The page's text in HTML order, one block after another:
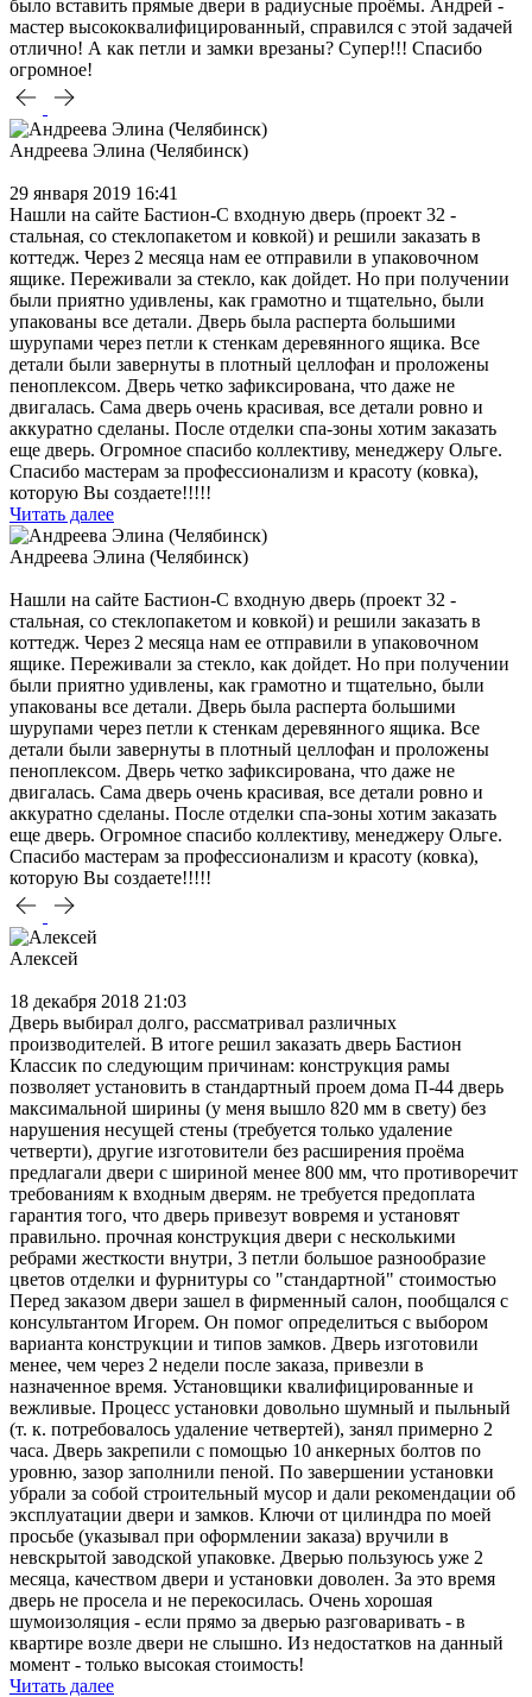
было вставить прямые двери в радиусные проёмы. Андрей -
мастер высококвалифицированный, справился с этой задачей
отлично! А как петли и замки врезаны? Супер!!! Спасибо
огромное!
Андреева Элина (Челябинск)
29 января 2019 16:41
Нашли на сайте Бастион-С входную дверь (проект 32 -
стальная, со стеклопакетом и ковкой) и решили заказать в
коттедж. Через 2 месяца нам ее отправили в упаковочном
ящике. Переживали за стекло, как дойдет. Но при получении
были приятно удивлены, как грамотно и тщательно, были
упакованы все детали. Дверь была расперта большими
шурупами через петли к стенкам деревянного ящика. Все
детали были завернуты в плотный целлофан и проложены
пеноплексом. Дверь четко зафиксирована, что даже не
двигалась. Сама дверь очень красивая, все детали ровно и
аккуратно сделаны. После отделки спа-зоны хотим заказать
еще дверь. Огромное спасибо коллективу, менеджеру Ольге.
Спасибо мастерам за профессионализм и красоту (ковка),
которую Вы создаете!!!!!
Читать далее
Андреева Элина (Челябинск)
Нашли на сайте Бастион-С входную дверь (проект 32 -
стальная, со стеклопакетом и ковкой) и решили заказать в
коттедж. Через 2 месяца нам ее отправили в упаковочном
ящике. Переживали за стекло, как дойдет. Но при получении
были приятно удивлены, как грамотно и тщательно, были
упакованы все детали. Дверь была расперта большими
шурупами через петли к стенкам деревянного ящика. Все
детали были завернуты в плотный целлофан и проложены
пеноплексом. Дверь четко зафиксирована, что даже не
двигалась. Сама дверь очень красивая, все детали ровно и
аккуратно сделаны. После отделки спа-зоны хотим заказать
еще дверь. Огромное спасибо коллективу, менеджеру Ольге.
Спасибо мастерам за профессионализм и красоту (ковка),
которую Вы создаете!!!!!
Алексей
18 декабря 2018 21:03
Дверь выбирал долго, рассматривал различных
производителей. В итоге решил заказать дверь Бастион
Классик по следующим причинам: конструкция рамы
позволяет установить в стандартный проем дома П-44 дверь
максимальной ширины (у меня вышло 820 мм в свету) без
нарушения несущей стены (требуется только удаление
четверти), другие изготовители без расширения проёма
предлагали двери с шириной менее 800 мм, что противоречит
требованиям к входным дверям. не требуется предоплата
гарантия того, что дверь привезут вовремя и установят
правильно. прочная конструкция двери с несколькими
ребрами жесткости внутри, 3 петли большое разнообразие
цветов отделки и фурнитуры со "стандартной" стоимостью
Перед заказом двери зашел в фирменный салон, пообщался с
консультантом Игорем. Он помог определиться с выбором
варианта конструкции и типов замков. Дверь изготовили
менее, чем через 2 недели после заказа, привезли в
назначенное время. Установщики квалифицированные и
вежливые. Процесс установки довольно шумный и пыльный
(т. к. потребовалось удаление четвертей), занял примерно 2
часа. Дверь закрепили с помощью 10 анкерных болтов по
уровню, зазор заполнили пеной. По завершении установки
убрали за собой строительный мусор и дали рекомендации об
эксплуатации двери и замков. Ключи от цилиндра по моей
просьбе (указывал при оформлении заказа) вручили в
невскрытой заводской упаковке. Дверью пользуюсь уже 2
месяца, качеством двери и установки доволен. За это время
дверь не просела и не перекосилась. Очень хорошая
шумоизоляция - если прямо за дверью разговаривать - в
квартире возле двери не слышно. Из недостатков на данный
момент - только высокая стоимость!
Читать далее